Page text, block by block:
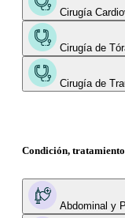
Cirugía
Cirugía de
Cirugía de
Condición,
Abdominal y